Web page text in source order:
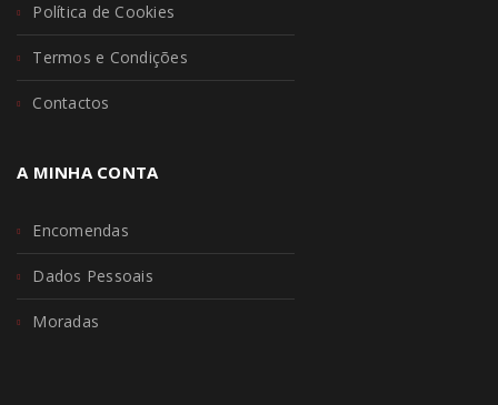
Política de Cookies
Termos e Condições
Contactos
A MINHA CONTA
Encomendas
Dados Pessoais
Moradas